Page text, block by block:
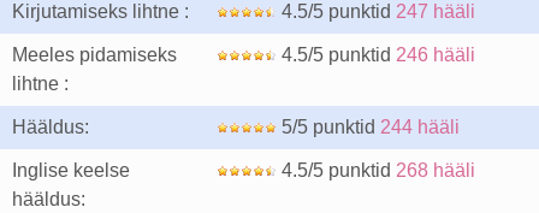
Kirjutamiseks lihtne : 4.5/5 punktid 247 hääli
Meeles pidamiseks
lihtne :
4.5/5 punktid 246 hääli
Hääldus: 5/5 punktid 244 hääli
Inglise keelse
hääldus:
4.5/5 punktid 268 hääli